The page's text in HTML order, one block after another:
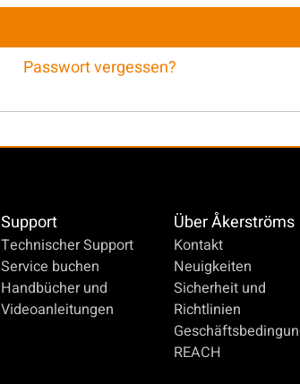
Passwort vergessen?
Support
Technischer Support
Service buchen
Handbücher und
Videoanleitungen
Über Åkerströms
Kontakt
Neuigkeiten
Sicherheit und
Richtlinien
REACH